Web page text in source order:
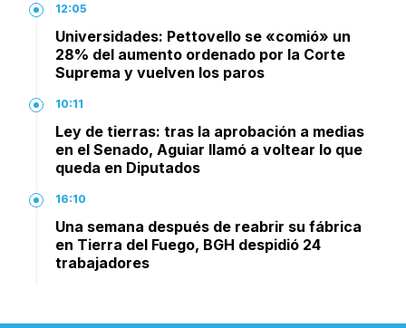
12:05
Universidades: Pettovello se «comió» un
28% del aumento ordenado por la Corte
Suprema y vuelven los paros
10:11
Ley de tierras: tras la aprobación a medias
en el Senado, Aguiar llamó a voltear lo que
queda en Diputados
16:10
Una semana después de reabrir su fábrica
en Tierra del Fuego, BGH despidió 24
trabajadores